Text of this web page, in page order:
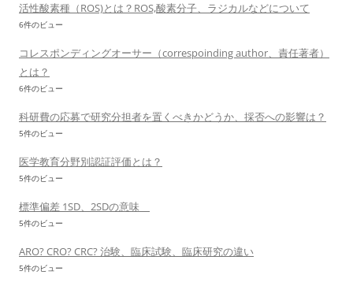
活性酸素種（ROS)とは？ROS,酸素分子、ラジカルなどについて
6件のビュー
コレスポンディングオーサー（correspoinding author、責任著者）
とは？
6件のビュー
科研費の応募で研究分担者を置くべきかどうか、採否への影響は？
5件のビュー
医学教育分野別認証評価とは？
5件のビュー
標準偏差 1SD、2SDの意味
5件のビュー
ARO? CRO? CRC? 治験、臨床試験、臨床研究の違い
5件のビュー